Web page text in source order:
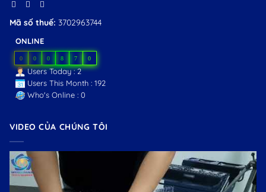
Mã số thuế: 3702963744
ONLINE
0 0 0 8 7 0
Users Today : 2
Users This Month : 192
Who's Online : 0
VIDEO CỦA CHÚNG TÔI